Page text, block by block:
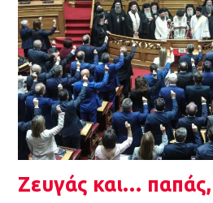
Ζευγάς και… παπάς,